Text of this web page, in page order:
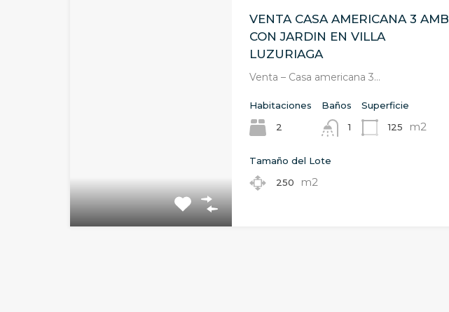
VENTA CASA AMERICANA 3 AMB
CON JARDIN EN VILLA
LUZURIAGA
Venta – Casa americana 3…
Habitaciones
2
Baños
1
Superficie
125
m2
Tamaño del Lote
250
m2